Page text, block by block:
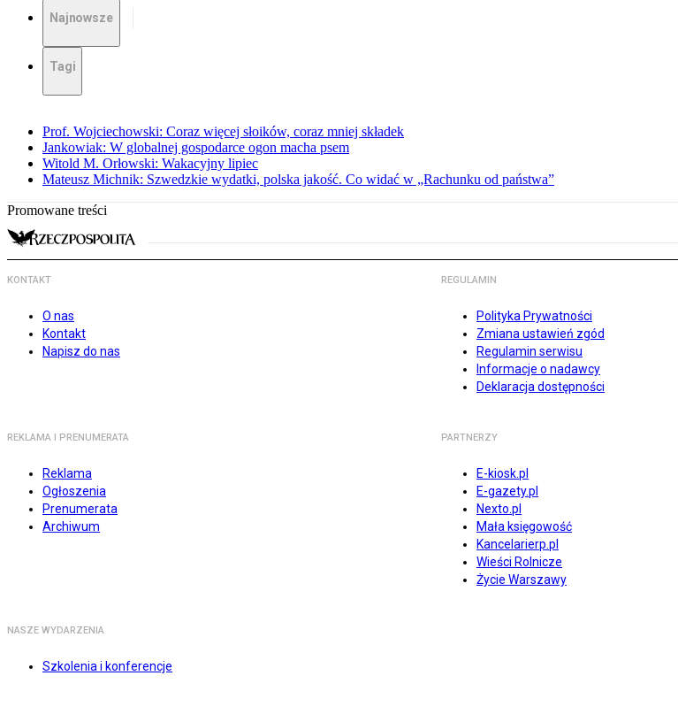
Najnowsze
Tagi
Prof. Wojciechowski: Coraz więcej słoików, coraz mniej składek
Jankowiak: W globalnej gospodarce ogon macha psem
Witold M. Orłowski: Wakacyjny lipiec
Mateusz Michnik: Szwedzkie wydatki, polska jakość. Co widać w „Rachunku od państwa”
Promowane treści
KONTAKT
O nas
Kontakt
Napisz do nas
REGULAMIN
Polityka Prywatności
Zmiana ustawień zgód
Regulamin serwisu
Informacje o nadawcy
Deklaracja dostępności
REKLAMA I PRENUMERATA
Reklama
Ogłoszenia
Prenumerata
Archiwum
PARTNERZY
E-kiosk.pl
E-gazety.pl
Nexto.pl
Mała księgowość
Kancelarierp.pl
Wieści Rolnicze
Życie Warszawy
NASZE WYDARZENIA
Szkolenia i konferencje